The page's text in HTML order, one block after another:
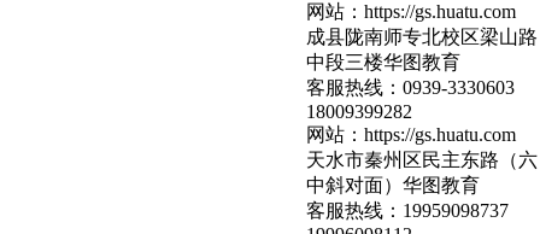
网站：https://gs.huatu.com
成县陇南师专北校区梁山路
中段三楼华图教育
客服热线：0939-3330603
18009399282
网站：https://gs.huatu.com
天水市秦州区民主东路（六
中斜对面）华图教育
客服热线： 19959098737